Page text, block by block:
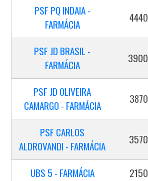
PSF PQ INDAIA -
FARMÁCIA
4440
PSF JD BRASIL -
FARMÁCIA
3900
PSF JD OLIVEIRA
CAMARGO - FARMÁCIA
3870
PSF CARLOS
ALDROVANDI - FARMÁCIA
3570
UBS 5 - FARMÁCIA 2150